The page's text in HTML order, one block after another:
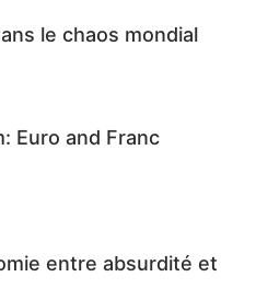
le chaos mondial
Euro and Franc
entre absurdité et